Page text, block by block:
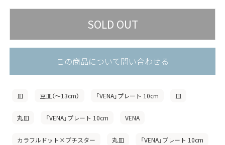
この商品について問い合わせる
皿 豆皿（〜13cm） 「VENA」プレート 10cm 皿
丸皿 「VENA」プレート 10cm VENA
カラフルドット×プチスター 丸皿 「VENA」プレート 10cm